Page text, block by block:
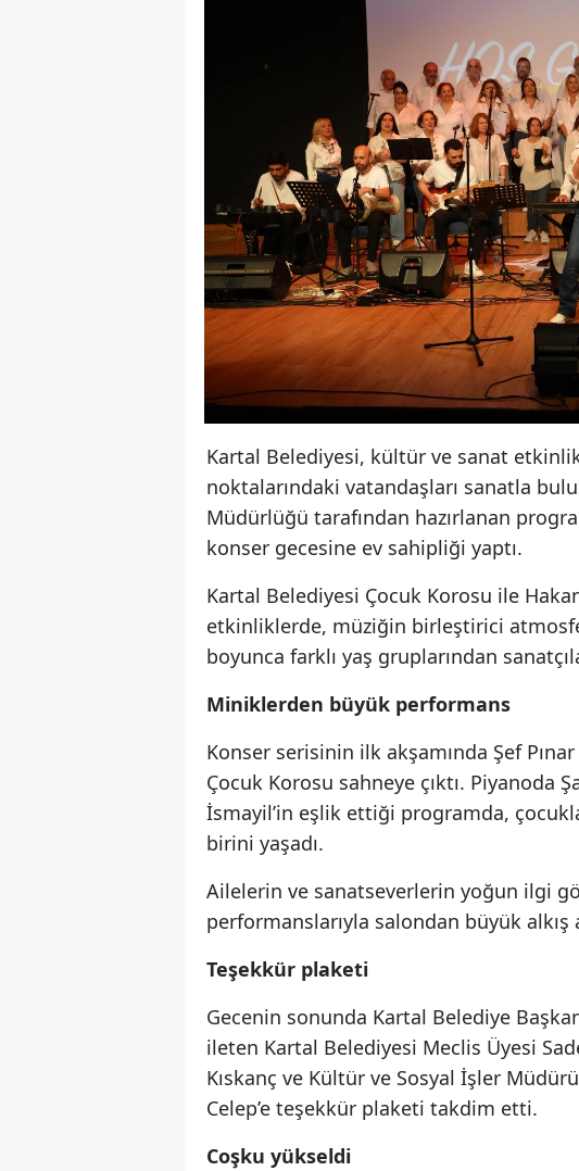
Kartal Belediyesi, kültür ve sanat
noktalarındaki vatandaşları sanatla
Müdürlüğü tarafından hazırlanan
konser gecesine ev sahipliği yaptı.
Kartal Belediyesi Çocuk Korosu ile
etkinliklerde, müziğin birleştirici
boyunca farklı yaş gruplarından
Miniklerden büyük performans
Konser serisinin ilk akşamında Şef
Çocuk Korosu sahneye çıktı. Piyanoda
İsmayil’in eşlik ettiği programda,
birini yaşadı.
Ailelerin ve sanatseverlerin yoğun ilgi
performanslarıyla salondan büyük alkış
Teşekkür plaketi
Gecenin sonunda Kartal Belediye
ileten Kartal Belediyesi Meclis Üyesi
Kıskanç ve Kültür ve Sosyal İşler
Celep’e teşekkür plaketi takdim etti.
Coşku yükseldi